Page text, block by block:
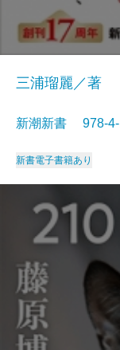
三浦瑠麗／著
新潮新書 978-
新書電子書籍あり